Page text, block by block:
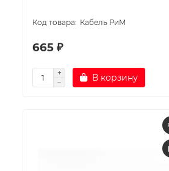
Кабель РиМ
665 ₽
В корзину